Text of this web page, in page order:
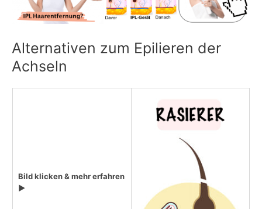
Alternativen zum Epilieren der
Achseln
Bild klicken & mehr erfahren
▶